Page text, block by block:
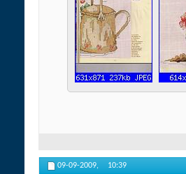
09-09-2009, 10:39